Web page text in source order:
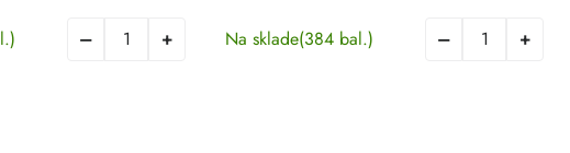
Na sklade(384 bal.)